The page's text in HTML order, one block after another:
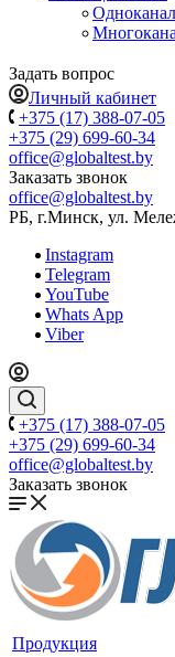
Задать вопрос
Личный кабинет
+375 (17) 388-07-05
+375 (29) 699-60-34
office@globaltest.by
Заказать звонок
office@globaltest.by
РБ, г.Минск, ул.
Instagram
Telegram
YouTube
Whats App
Viber
+375 (17) 388-07-05
+375 (29) 699-60-34
office@globaltest.by
Заказать звонок
Продукция